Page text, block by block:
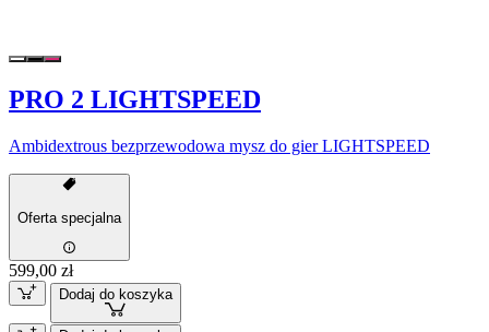
PRO 2 LIGHTSPEED
Ambidextrous bezprzewodowa mysz do gier LIGHTSPEED
Oferta specjalna
599,00 zł
Dodaj do koszyka